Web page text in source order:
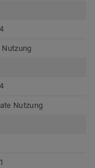
Nutzung